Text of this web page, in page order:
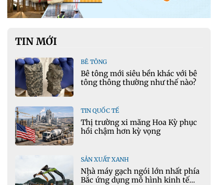
TIN MỚI
BÊ TÔNG
Bê tông mới siêu bền khác với bê
tông thông thường như thế nào?
TIN QUỐC TẾ
Thị trường xi măng Hoa Kỳ phục
hồi chậm hơn kỳ vọng
SẢN XUẤT XANH
Nhà máy gạch ngói lớn nhất phía
Bắc ứng dụng mô hình kinh tế